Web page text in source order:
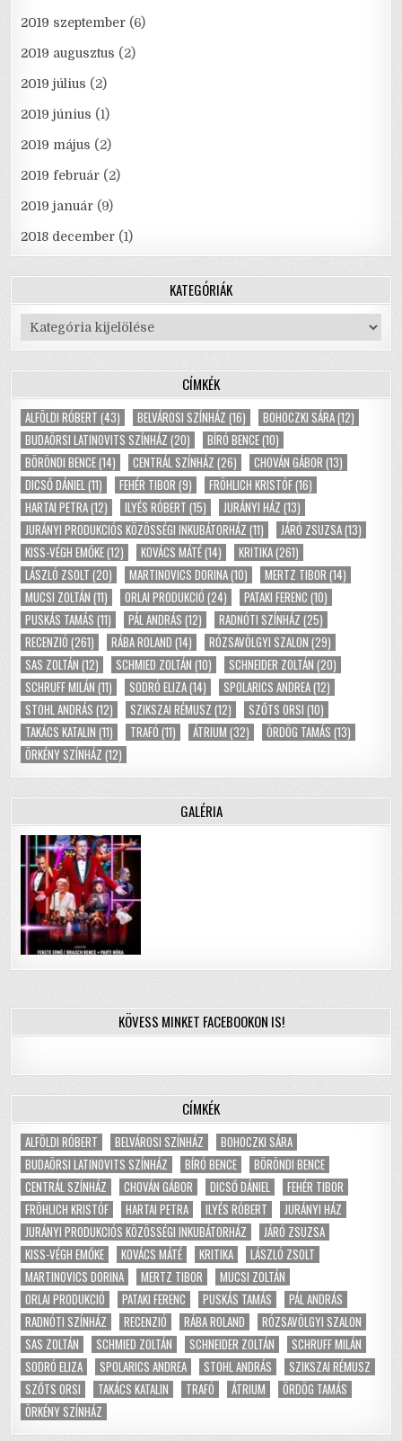
2019 szeptember (6)
2019 augusztus (2)
2019 július (2)
2019 június (1)
2019 május (2)
2019 február (2)
2019 január (9)
2018 december (1)
KATEGÓRIÁK
Kategóriák
CÍMKÉK
ALFÖLDI RÓBERT (43) BELVÁROSI SZÍNHÁZ (16) BOHOCZKI SÁRA(12)
BUDAÖRSI LATINOVITS SZÍNHÁZ (20) BÍRÓ BENCE(10)
BÖRÖNDI BENCE(14) CENTRÁL SZÍNHÁZ (26) CHOVÁN GÁBOR (13)
DICSŐ DÁNIEL (11) FEHÉR TIBOR (9) FRÖHLICH KRISTÓF(16)
HARTAI PETRA(12) ILYÉS RÓBERT (15) JURÁNYI HÁZ (13)
JURÁNYI PRODUKCIÓS KÖZÖSSÉGI INKUBÁTORHÁZ (11) JÁRÓ ZSUZSA(13)
KISS-VÉGH EMŐKE(12) KOVÁCS MÁTÉ(14) KRITIKA(261)
LÁSZLÓ ZSOLT (20) MARTINOVICS DORINA(10) MERTZ TIBOR (14)
MUCSI ZOLTÁN (11) ORLAI PRODUKCIÓ (24) PATAKI FERENC (10)
PUSKÁS TAMÁS (11) PÁL ANDRÁS (12) RADNÓTI SZÍNHÁZ (25)
RECENZIÓ (261) RÁBA ROLAND (14) RÓZSAVÖLGYI SZALON (29)
SAS ZOLTÁN (12) SCHMIED ZOLTÁN (10) SCHNEIDER ZOLTÁN (20)
SCHRUFF MILÁN (11) SODRÓ ELIZA(14) SPOLARICS ANDREA(12)
STOHL ANDRÁS (12) SZIKSZAI RÉMUSZ (12) SZŐTS ORSI (10)
TAKÁCS KATALIN (11) TRAFÓ (11) ÁTRIUM (32) ÖRDÖG TAMÁS (13)
ÖRKÉNY SZÍNHÁZ (12)
GALÉRIA
KÖVESS MINKET FACEBOOKON IS!
CÍMKÉK
ALFÖLDI RÓBERT BELVÁROSI SZÍNHÁZ
BOHOCZKI SÁRA
BUDAÖRSI LATINOVITS SZÍNHÁZ
BÍRÓ BENCE
BÖRÖNDI BENCE
CENTRÁL SZÍNHÁZ
CHOVÁN GÁBOR DICSŐ DÁNIEL
FEHÉR TIBOR
FRÖHLICH KRISTÓF
HARTAI PETRA ILYÉS RÓBERT
JURÁNYI HÁZ
JURÁNYI PRODUKCIÓS KÖZÖSSÉGI INKUBÁTORHÁZ
JÁRÓ ZSUZSA
KISS-VÉGH EMŐKE
KOVÁCS MÁTÉ KRITIKA
LÁSZLÓ ZSOLT
MARTINOVICS DORINA
MERTZ TIBOR
MUCSI ZOLTÁN
ORLAI PRODUKCIÓ
PATAKI FERENC PUSKÁS TAMÁS
PÁL ANDRÁS
RADNÓTI SZÍNHÁZ
RECENZIÓ RÁBA ROLAND
RÓZSAVÖLGYI SZALON
SAS ZOLTÁN
SCHMIED ZOLTÁN SCHNEIDER ZOLTÁN
SCHRUFF MILÁN
SODRÓ ELIZA
SPOLARICS ANDREA STOHL ANDRÁS
SZIKSZAI RÉMUSZ
SZŐTS ORSI
TAKÁCS KATALIN TRAFÓ ÁTRIUM
ÖRDÖG TAMÁS
ÖRKÉNY SZÍNHÁZ